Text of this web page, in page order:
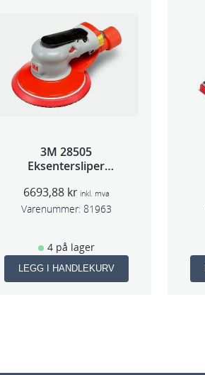
0
p
k
a
a
l
l
3M 28505
Eksentersliper
slag 75mm
6693,88 kr inkl. mva
Varenummer: 81963
4 på lager
LEGG I HANDLEKURV